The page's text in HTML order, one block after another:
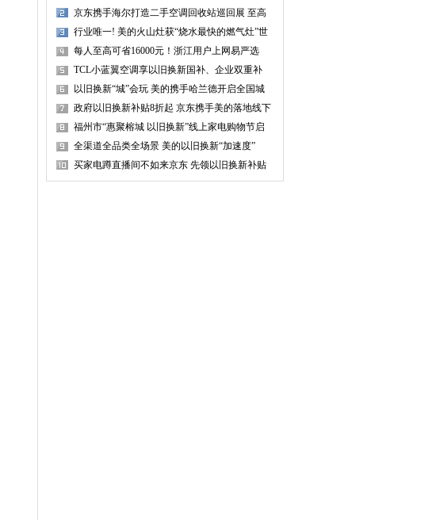
京东携手海尔打造二手空调回收站巡回展 至高
补贴
行业唯一! 美的火山灶获“烧水最快的燃气灶”世
每人至高可省16000元！浙江用户上网易严选
App领8
TCL小蓝翼空调享以旧换新国补、企业双重补
贴，至
以旧换新“城”会玩 美的携手哈兰德开启全国城
市
政府以旧换新补贴8折起 京东携手美的落地线下
活
福州市“惠聚榕城 以旧换新”线上家电购物节启
动
全渠道全品类全场景 美的以旧换新“加速度”
买家电蹲直播间不如来京东 先领以旧换新补贴
再下